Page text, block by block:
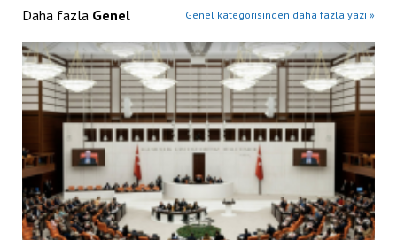
Daha fazla Genel Genel kategorisinden daha fazla yazı »